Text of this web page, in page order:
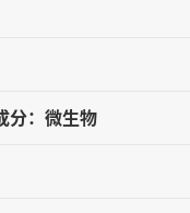
分：微生物